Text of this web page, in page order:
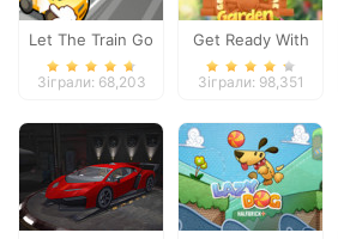
Let The Train Go
Зіграли: 68,203
Get Ready With
Me Garden
Decoration
Зіграли: 98,351